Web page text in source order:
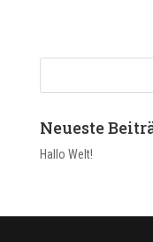
Neueste
Hallo Welt!